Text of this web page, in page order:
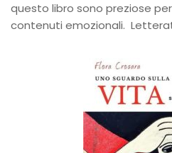
questo libro sono preziose
contenuti emozionali.